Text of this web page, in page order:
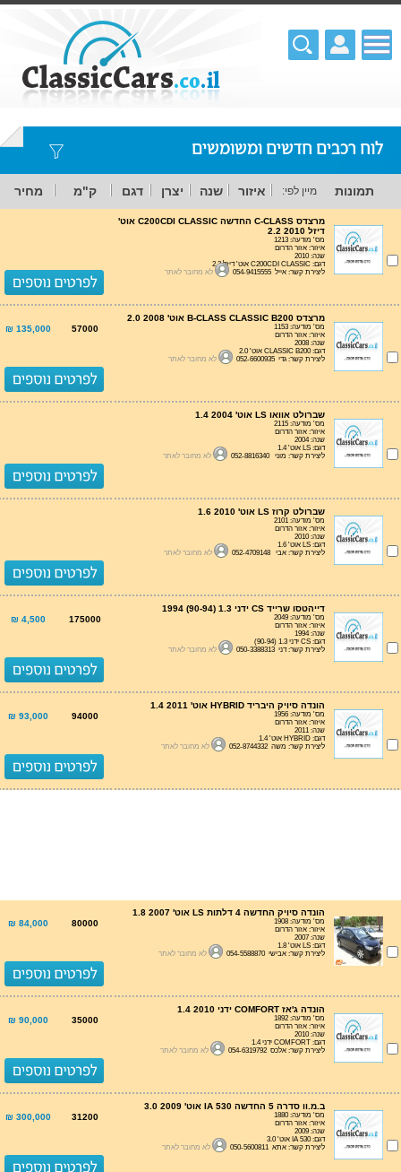
לוח רכבים חדשים ומשומשים
תמונות מיין לפי: איזור שנה יצרן דגם ק"מ מחיר
מרצדס C-CLASS החדשה C200CDI CLASSIC אוט'
דיזל 2.2 2010
מס' מודעה: 1213
איזור: אזור הדרום
שנה: 2010
דגם: C200CDI CLASSIC אוט' דיזל 2.2
ליצירת קשר: אייל 054-9415555
לא מחובר לאתר
מרצדס B-CLASS CLASSIC B200 אוט' 2.0 2008
מס' מודעה: 1153
איזור: אזור הדרום
שנה: 2008
דגם: CLASSIC B200 אוט' 2.0
ליצירת קשר: גדי 052-6600935
לא מחובר לאתר
57000
135,000 ₪
שברולט אוואו LS אוט' 1.4 2004
מס' מודעה: 2115
איזור: אזור הדרום
שנה: 2004
דגם: LS אוט' 1.4
ליצירת קשר: מוני 052-8816340
לא מחובר לאתר
שברולט קרוז LS אוט' 1.6 2010
מס' מודעה: 2101
איזור: אזור הדרום
שנה: 2010
דגם: LS אוט' 1.6
ליצירת קשר: אבי 052-4709148
לא מחובר לאתר
דייהטסו שרייד CS ידני 1.3 (90-94) 1994
מס' מודעה: 2049
איזור: אזור הדרום
שנה: 1994
דגם: CS ידני 1.3 (90-94)
ליצירת קשר: דני 050-3388313
לא מחובר לאתר
175000
4,500 ₪
הונדה סיויק היבריד HYBRID אוט' 1.4 2011
מס' מודעה: 1956
איזור: אזור הדרום
שנה: 2011
דגם: HYBRID אוט' 1.4
ליצירת קשר: משה 052-8744332
לא מחובר לאתר
94000
93,000 ₪
הונדה סיויק החדשה 4 דלתות LS אוט' 1.8 2007
מס' מודעה: 1908
איזור: אזור הדרום
שנה: 2007
דגם: LS אוט' 1.8
ליצירת קשר: אבישי 054-5588870
לא מחובר לאתר
80000
84,000 ₪
הונדה ג'אז COMFORT ידני 1.4 2010
מס' מודעה: 1892
איזור: אזור הדרום
שנה: 2010
דגם: COMFORT ידני 1.4
ליצירת קשר: אלכס 054-6319792
לא מחובר לאתר
35000
90,000 ₪
ב.מ.וו סדרה 5 החדשה IA 530 אוט' 3.0 2009
מס' מודעה: 1880
איזור: אזור הדרום
שנה: 2009
דגם: IA 530 אוט' 3.0
ליצירת קשר: אתא 050-5600811
לא מחובר לאתר
31200
300,000 ₪